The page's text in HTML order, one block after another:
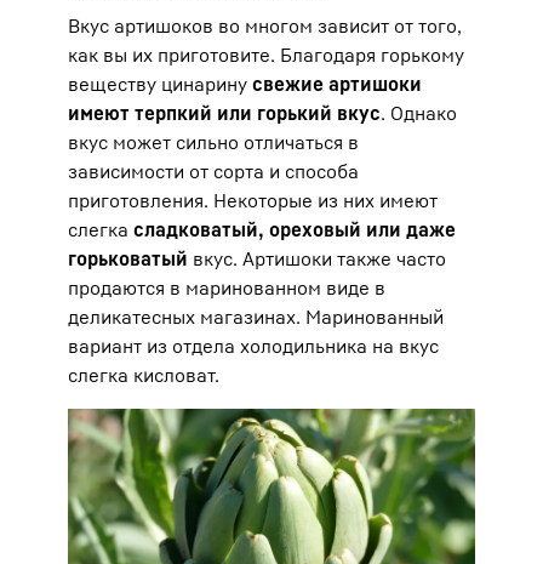
Вкус артишоков во многом зависит от того,
как вы их приготовите. Благодаря горькому
веществу цинарину свежие артишоки
имеют терпкий или горький вкус. Однако
вкус может сильно отличаться в
зависимости от сорта и способа
приготовления. Некоторые из них имеют
слегка сладковатый, ореховый или даже
горьковатый вкус. Артишоки также часто
продаются в маринованном виде в
деликатесных магазинах. Маринованный
вариант из отдела холодильника на вкус
слегка кисловат.